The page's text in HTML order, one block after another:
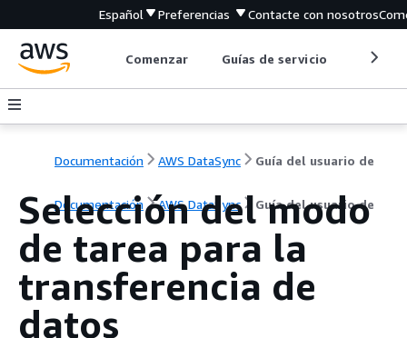
Español Preferencias Contacte con nosotros
Comenzar Guías de servicio
Documentación AWS DataSync Guía del usuario de
Documentación AWS DataSync Guía del usuario de
Selección del modo
de tarea para la
transferencia de
datos